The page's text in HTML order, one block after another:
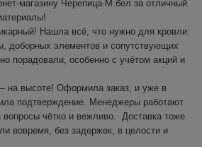
магазину Черепица-М.бел за отличный
Нашла всё, что нужно для кровли:
доборных элементов и сопутствующих
порадовали, особенно с учётом акций и
на высоте! Оформила заказ, и уже в
подтверждение. Менеджеры работают
вопросы чётко и вежливо.  Доставка тоже
вовремя, без задержек, в целости и